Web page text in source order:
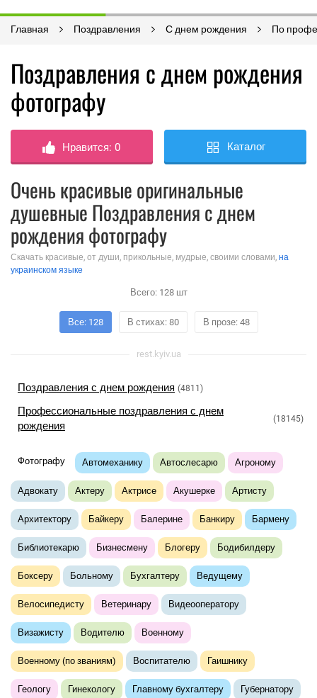
Главная Поздравления С днем рождения По
Поздравления с днем рождения
фотографу
Нравится:0 Каталог
Очень красивые оригинальные
душевные Поздравления с днем
рождения фотографу
Скачать красивые, от души, прикольные, мудрые, своими словами, на
украинском языке
Всего: 128шт
Все: 128 В стихах: 80 В прозе: 48
rest.kyiv.ua
Поздравления с днем рождения (4811)
Профессиональные поздравления с днем
рождения
(18145)
Фотографу Автомеханику Автослесарю Агроному
Адвокату Актеру Актрисе Акушерке Артисту
Архитектору Байкеру Балерине Банкиру Бармену
Библиотекарю Бизнесмену Блогеру Бодибилдеру
Боксеру Больному Бухгалтеру Ведущему
Велосипедисту Ветеринару Видеооператору
Визажисту Водителю Военному
Военному (по званиям) Воспитателю Гаишнику
Геологу Гинекологу Главному бухгалтеру Губернатору